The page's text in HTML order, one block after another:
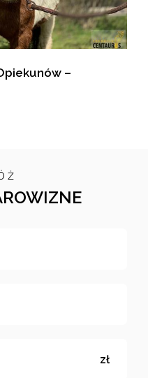
–
zł